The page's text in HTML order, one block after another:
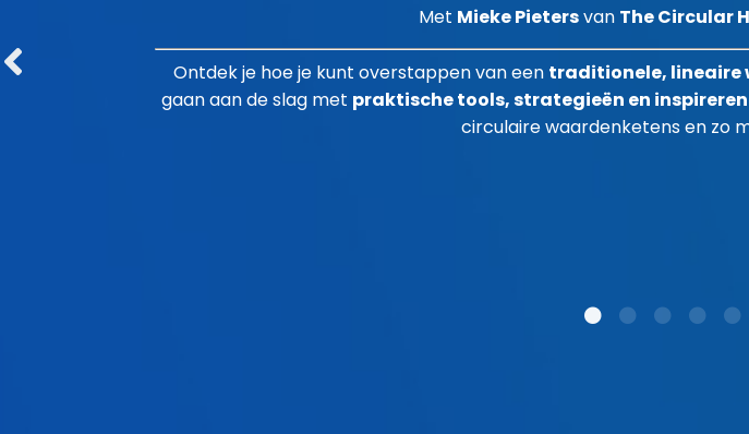
Met Mieke Pietersvan The Circular
Ontdek je hoe je kunt overstappen van een traditionele, lineaire
gaan aan de slag met praktische tools, strategieën en
circulaire waardenketens en zo